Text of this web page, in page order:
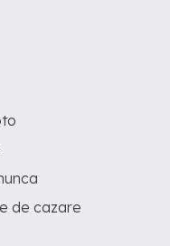
de cazare